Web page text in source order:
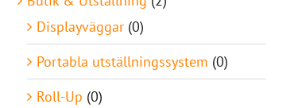
Displayväggar (0)
Portabla utställningssystem (0)
Roll-Up (0)